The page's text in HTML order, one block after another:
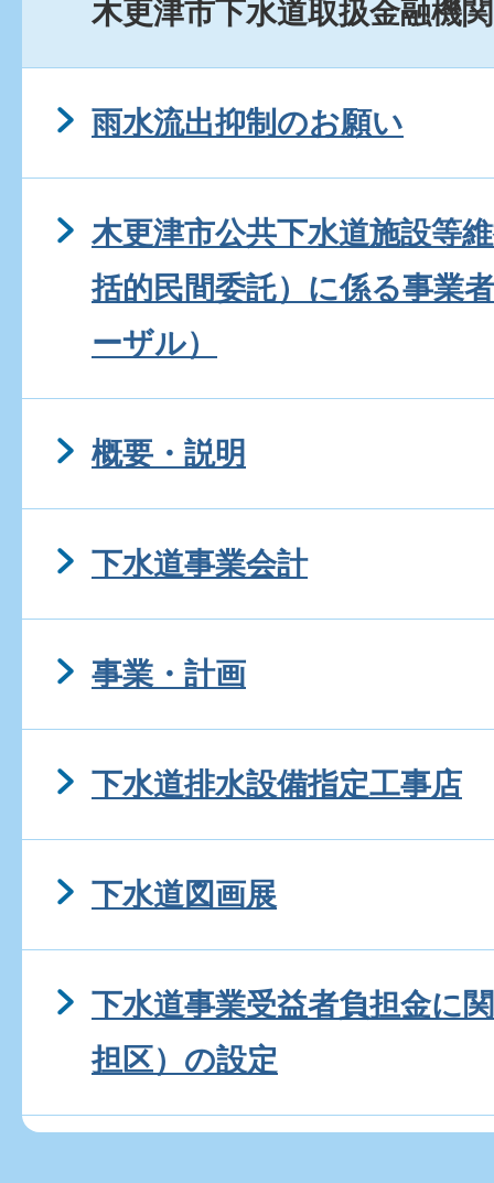
木更津市下水道取扱金融機関
雨水流出抑制のお願い
木更津市公共下水道施設等
括的民間委託）に係る事業
ーザル）
概要・説明
下水道事業会計
事業・計画
下水道排水設備指定工事店
下水道図画展
下水道事業受益者負担金に
担区）の設定